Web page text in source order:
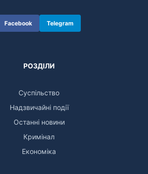
Facebook Telegram
РОЗДІЛИ
Суспільство
Надзвичайні події
Останні новини
Кримінал
Економіка